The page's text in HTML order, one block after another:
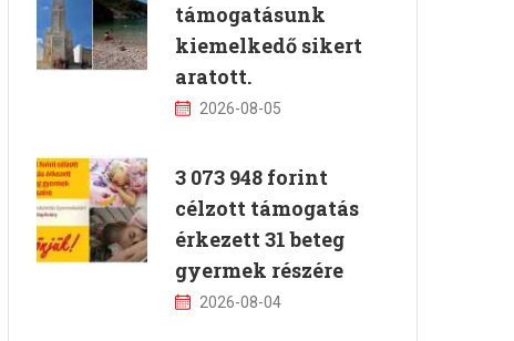
támogatásunk
kiemelkedő sikert
aratott.
2026-08-05
3 073 948 forint
célzott támogatás
érkezett 31 beteg
gyermek részére
2026-08-04